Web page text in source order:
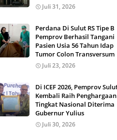
Juli 31, 2026
Perdana Di Sulut RS Tipe B
Pemprov Berhasil Tangani
Pasien Usia 56 Tahun Idap
Tumor Colon Transversum
Juli 23, 2026
Di ICEF 2026, Pemprov
Kembali Raih Penghargaan
Tingkat Nasional Diterima
Gubernur Yulius
Juli 30, 2026